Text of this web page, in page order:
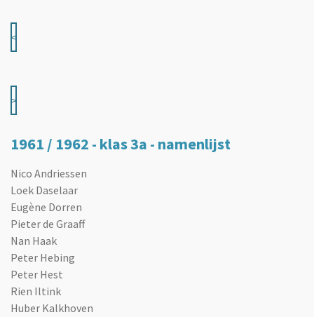
<
>
1961 / 1962 - klas 3a - namenlijst
Nico Andriessen
Loek Daselaar
Eugène Dorren
Pieter de Graaff
Nan Haak
Peter Hebing
Peter Hest
Rien Iltink
Huber Kalkhoven